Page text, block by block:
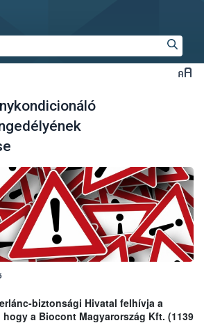
biztonsági Hivatal felhívja a
a Biocont Magyarország Kft. (1139